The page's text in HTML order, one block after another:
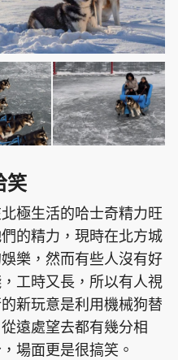
笑
極生活的哈士奇精力旺
的精力，現時在北方城
樂，然而有些人沒有好
工時又長，所以有人視
新玩意是利用機械狗替
遠處望去都有幾分相
場面更是很搞笑。